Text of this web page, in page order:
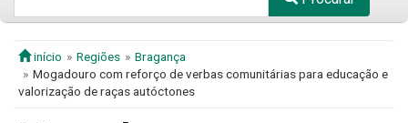
início Regiões
Bragança
Mogadouro com reforço de verbas comunitárias para educação e
valorização de raças autóctones